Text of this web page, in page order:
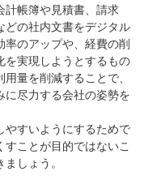
計帳簿や見積書、請求
どの社内文書をデジタル
率のアップや、経費の削
を実現しようとするもの
量を削減することで、
に尽力する会社の姿勢を
やすいようにするためで
ことが目的ではないこ
しょう。